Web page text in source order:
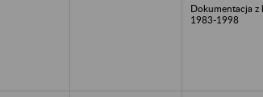
Dokumentacja z
1983-1998